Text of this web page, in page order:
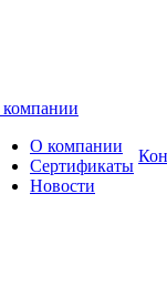
О компании
Сертификаты
Новости